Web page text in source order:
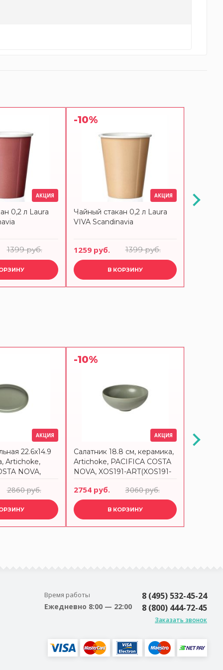
АКЦИЯ
0,2 л Laurа
1399 руб.
-10%
АКЦИЯ
Чайный стакан 0,2 л Laurа
VIVA Scandinavia
1259 руб. 1399 руб.
В КОРЗИНУ
АКЦИЯ
22.6x14.9
Artichoke,
NOVA,
2860 руб.
-10%
АКЦИЯ
Салатник 18.8 см, керамика,
Artichoke, PACIFICA COSTA
NOVA, XOS191-ART(XOS191-
2754 руб. 3060 руб.
В КОРЗИНУ
Время работы
Ежедневно 8:00 — 22:00
8 (495) 532-45-24
8 (800) 444-72-45
Заказать звонок